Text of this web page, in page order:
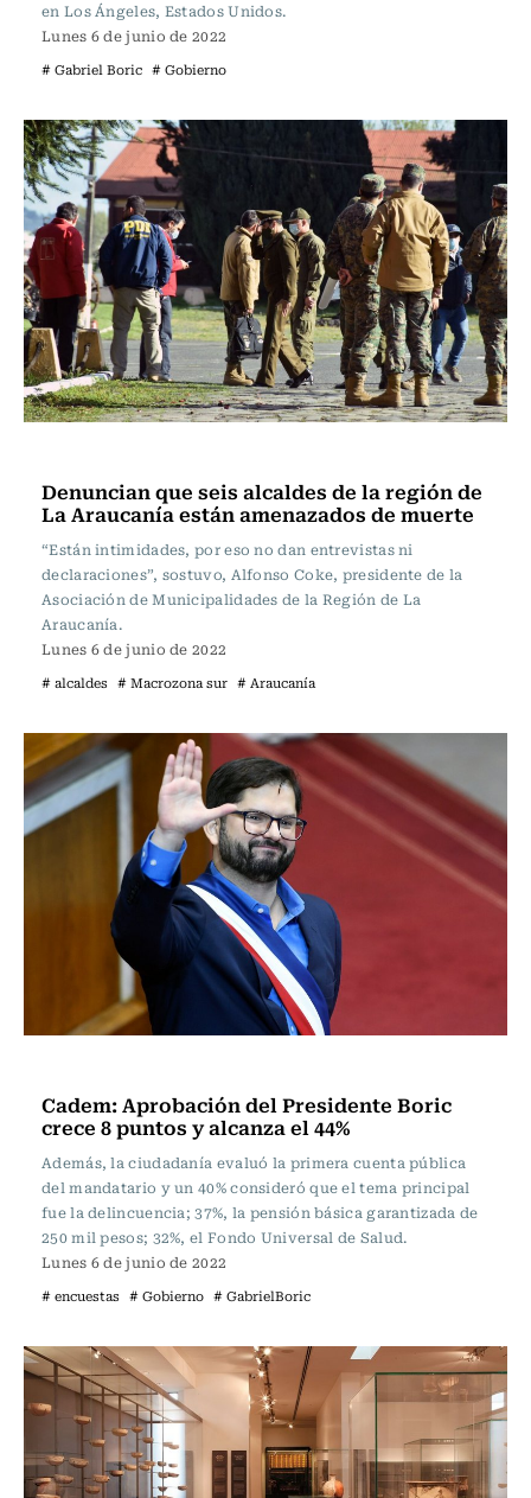
en Los Ángeles, Estados Unidos.
Lunes 6 de junio de 2022
# Gabriel Boric # Gobierno
Denuncian que seis alcaldes de la región de
La Araucanía están amenazados de muerte
“Están intimidades, por eso no dan entrevistas ni
declaraciones”, sostuvo, Alfonso Coke, presidente de la
Asociación de Municipalidades de la Región de La
Araucanía.
Lunes 6 de junio de 2022
# alcaldes # Macrozona sur # Araucanía
Cadem: Aprobación del Presidente Boric
crece 8 puntos y alcanza el 44%
Además, la ciudadanía evaluó la primera cuenta pública
del mandatario y un 40% consideró que el tema principal
fue la delincuencia; 37%, la pensión básica garantizada de
250 mil pesos; 32%, el Fondo Universal de Salud.
Lunes 6 de junio de 2022
# encuestas # Gobierno # GabrielBoric